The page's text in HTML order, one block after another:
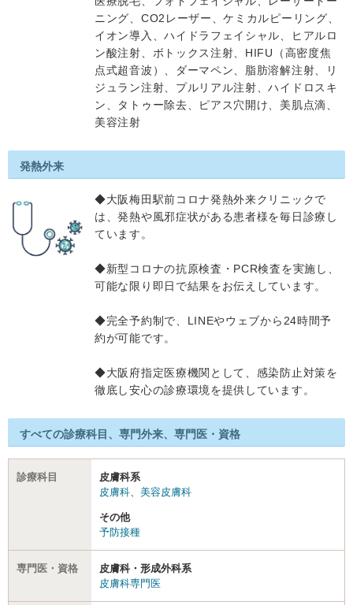
ニング、CO2レーザー、ケミカルピーリング、
イオン導入、ハイドラフェイシャル、ヒアルロ
ン酸注射、ボトックス注射、HIFU（高密度焦
点式超音波）、ダーマペン、脂肪溶解注射、リ
ジュラン注射、プルリアル注射、ハイドロスキ
ン、タトゥー除去、ピアス穴開け、美肌点滴、
美容注射
発熱外来
◆大阪梅田駅前コロナ発熱外来クリニックで
は、発熱や風邪症状がある患者様を毎日診療し
ています。
◆新型コロナの抗原検査・PCR検査を実施し、
可能な限り即日で結果をお伝えしています。
◆完全予約制で、LINEやウェブから24時間予
約が可能です。
◆大阪府指定医療機関として、感染防止対策を
徹底し安心の診療環境を提供しています。
すべての診療科目、専門外来、専門医・資格
診療科目
皮膚科系
皮膚科、 美容皮膚科
その他
予防接種
専門医・資格
皮膚科・形成外科系
皮膚科専門医